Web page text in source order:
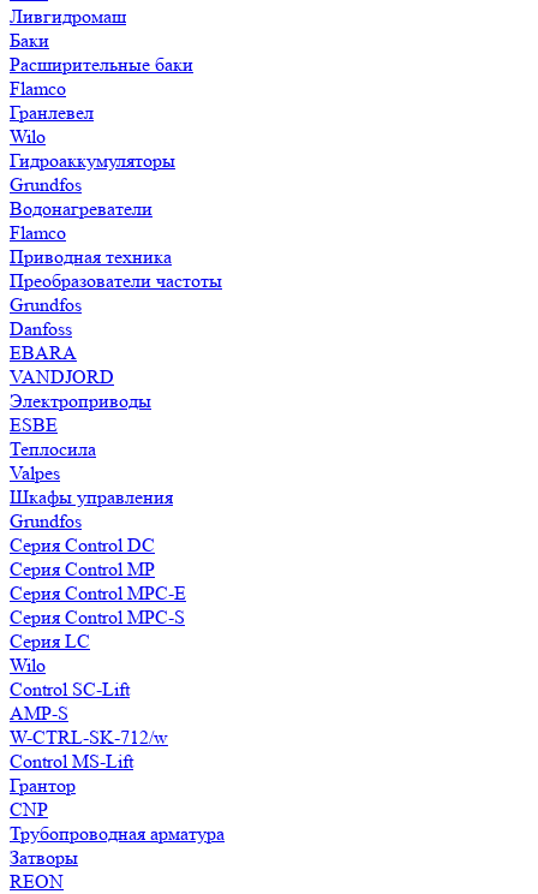
Ливгидромаш
Баки
Расширительные баки
Flamco
Гранлевел
Wilo
Гидроаккумуляторы
Grundfos
Водонагреватели
Flamco
Приводная техника
Преобразователи частоты
Grundfos
Danfoss
EBARA
VANDJORD
Электроприводы
ESBE
Теплосила
Valpes
Шкафы управления
Grundfos
Серия Control DC
Серия Control MP
Серия Control MPC-E
Серия Control MPC-S
Серия LC
Wilo
Control SC-Lift
AMP-S
W-CTRL-SK-712/w
Control MS-Lift
Грантор
CNP
Трубопроводная арматура
Затворы
REON